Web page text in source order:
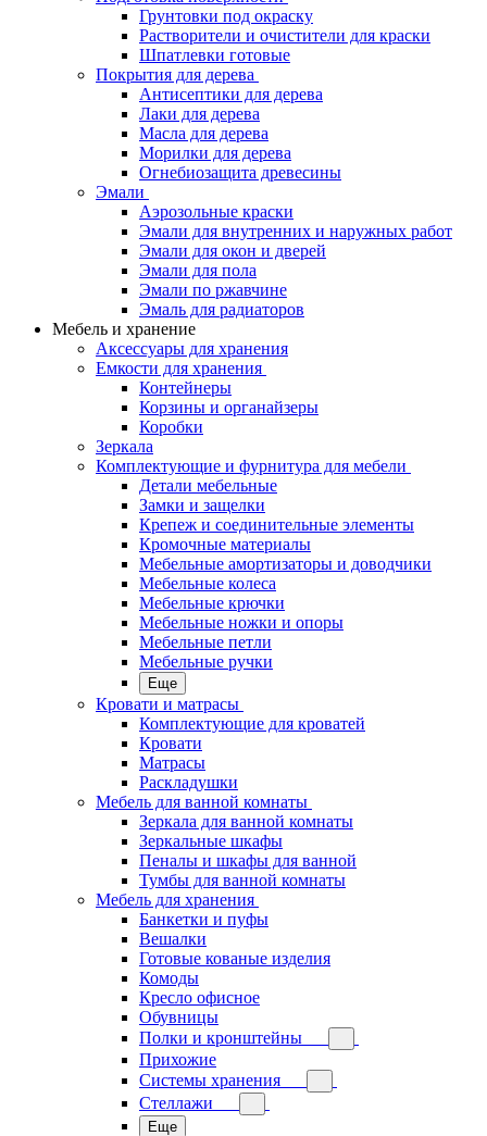
Грунтовки под окраску
Растворители и очистители для краски
Шпатлевки готовые
Покрытия для дерева
Антисептики для дерева
Лаки для дерева
Масла для дерева
Морилки для дерева
Огнебиозащита древесины
Эмали
Аэрозольные краски
Эмали для внутренних и наружных работ
Эмали для окон и дверей
Эмали для пола
Эмали по ржавчине
Эмаль для радиаторов
Мебель и хранение
Аксессуары для хранения
Емкости для хранения
Контейнеры
Корзины и органайзеры
Коробки
Зеркала
Комплектующие и фурнитура для мебели
Детали мебельные
Замки и защелки
Крепеж и соединительные элементы
Кромочные материалы
Мебельные амортизаторы и доводчики
Мебельные колеса
Мебельные крючки
Мебельные ножки и опоры
Мебельные петли
Мебельные ручки
Еще
Кровати и матрасы
Комплектующие для кроватей
Кровати
Матрасы
Раскладушки
Мебель для ванной комнаты
Зеркала для ванной комнаты
Зеркальные шкафы
Пеналы и шкафы для ванной
Тумбы для ванной комнаты
Мебель для хранения
Банкетки и пуфы
Вешалки
Готовые кованые изделия
Комоды
Кресло офисное
Обувницы
Полки и кронштейны
Прихожие
Системы хранения
Стеллажи
Еще